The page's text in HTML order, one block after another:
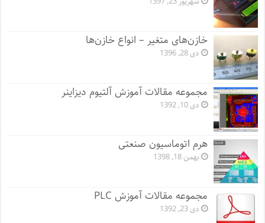
خازن‌های متغیر – انواع خازن‌ها
دی 28, 1396
مجموعه مقالات آموزش آلتیوم دیزاینر
دی 10, 1392
هرم اتوماسیون صنعتی
بهمن 18, 1398
مجموعه مقالات آموزش PLC
دی 23, 1392